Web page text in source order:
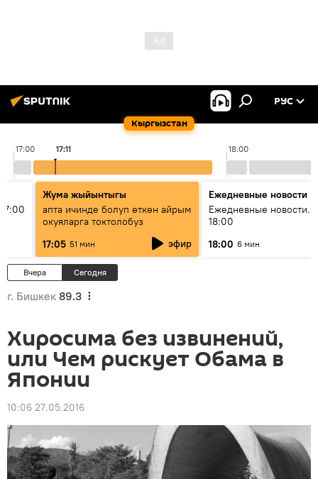
Кыргызстан
РУС
17:00 18:00
17:11
Жума жыйынтыгы
апта ичинде болуп өткөн айрым
окуяларга токтолобуз
17:05 51 мин эфир
Ежедневные новости
Ежедневные новости.
18:00
18:00 6 мин
Вчера Сегодня
г. Бишкек 89.3
Хиросима без извинений,
или Чем рискует Обама в
Японии
10:06 27.05.2016